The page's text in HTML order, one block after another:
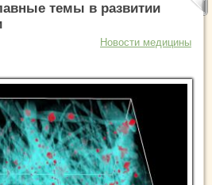
темы в развитии
Новости медицины